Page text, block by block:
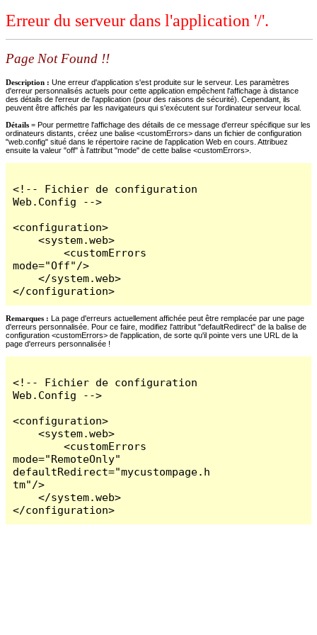
Erreur du serveur dans l'application '/'.
Page Not Found !!
Description : Une erreur d'application s'est produite sur le serveur. Les paramètres
d'erreur personnalisés actuels pour cette application empêchent l'affichage à distance
des détails de l'erreur de l'application (pour des raisons de sécurité). Cependant, ils
peuvent être affichés par les navigateurs qui s'exécutent sur l'ordinateur serveur local.
Détails = Pour permettre l'affichage des détails de ce message d'erreur spécifique sur les
ordinateurs distants, créez une balise <customErrors> dans un fichier de configuration
"web.config" situé dans le répertoire racine de l'application Web en cours. Attribuez
ensuite la valeur "off" à l'attribut "mode" de cette balise <customErrors>.
<!-- Fichier de configuration
Web.Config -->
<configuration>
    <system.web>
        <customErrors
mode="Off"/>
    </system.web>
</configuration>
Remarques : La page d'erreurs actuellement affichée peut être remplacée par une page
d'erreurs personnalisée. Pour ce faire, modifiez l'attribut "defaultRedirect" de la balise de
configuration <customErrors> de l'application, de sorte qu'il pointe vers une URL de la
page d'erreurs personnalisée !
<!-- Fichier de configuration
Web.Config -->
<configuration>
    <system.web>
        <customErrors
mode="RemoteOnly"
defaultRedirect="mycustompage.h
tm"/>
    </system.web>
</configuration>